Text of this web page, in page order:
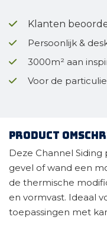
Klanten
Persoonlijk &
3000m² aan
Voor de
Product
Deze Channel
gevel of wand een
de thermische
en vormvast. Ideaal
toepassingen met